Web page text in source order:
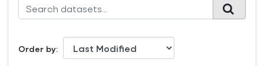
Order by